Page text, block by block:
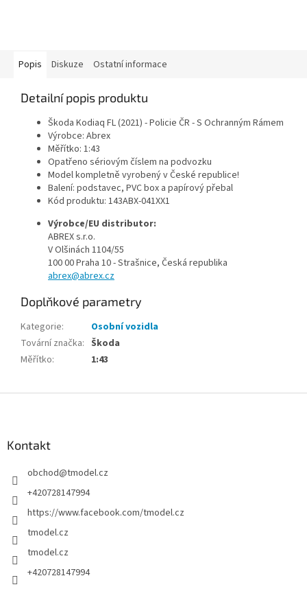
Popis Diskuze Ostatní informace
Detailní popis produktu
Škoda Kodiaq FL (2021) - Policie ČR - S Ochranným Rámem
Výrobce: Abrex
Měřítko: 1:43
Opatřeno sériovým číslem na podvozku
Model kompletně vyrobený v České republice!
Balení: podstavec, PVC box a papírový přebal
Kód produktu: 143ABX-041XX1
Výrobce/EU distributor:
ABREX s.r.o.
V Olšinách 1104/55
100 00 Praha 10 - Strašnice, Česká republika
abrex@abrex.cz
Doplňkové parametry
Kategorie:
Osobní vozidla
Tovární značka: Škoda
Měřítko: 1:43
Kontakt
obchod@tmodel.cz
+420728147994
https://www.facebook.com/tmodel.cz
tmodel.cz
tmodel.cz
+420728147994